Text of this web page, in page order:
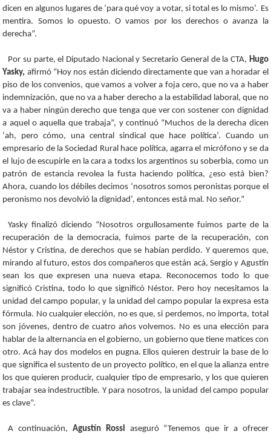
dicen en algunos lugares de ‘para qué voy a votar, si total es lo mismo’. Es
mentira. Somos lo opuesto. O vamos por los derechos o avanza la
derecha”.
Por su parte, el Diputado Nacional y Secretario General de la CTA, Hugo
Yasky, afirmó “Hoy nos están diciendo directamente que van a horadar el
piso de los convenios, que vamos a volver a foja cero, que no va a haber
indemnización, que no va a haber derecho a la estabilidad laboral, que no
va a haber ningún derecho que tenga que ver con sostener con dignidad
a aquel o aquella que trabaja”, y continuó “Muchos de la derecha dicen
‘ah, pero cómo, una central sindical que hace política’. Cuando un
empresario de la Sociedad Rural hace política, agarra el micrófono y se da
el lujo de escupirle en la cara a todxs los argentinos su soberbia, como un
patrón de estancia revolea la fusta haciendo política, ¿eso está bien?
Ahora, cuando los débiles decimos ‘nosotros somos peronistas porque el
peronismo nos devolvió la dignidad’, entonces está mal. No señor.”
Yasky finalizó diciendo “Nosotros orgullosamente fuimos parte de la
recuperación de la democracia, fuimos parte de la recuperación, con
Néstor y Cristina, de derechos que se habían perdido. Y queremos que,
mirando al futuro, estos dos compañeros que están acá, Sergio y Agustín
sean los que expresen una nueva etapa. Reconocemos todo lo que
significó Cristina, todo lo que significó Néstor. Pero hoy necesitamos la
unidad del campo popular, y la unidad del campo popular la expresa esta
fórmula. No cualquier elección, no es que, si perdemos, no importa, total
son jóvenes, dentro de cuatro años volvemos. No es una elección para
hablar de la alternancia en el gobierno, un gobierno que tiene matices con
otro. Acá hay dos modelos en pugna. Ellos quieren destruir la base de lo
que significa el sustento de un proyecto político, en el que la alianza entre
los que quieren producir, cualquier tipo de empresario, y los que quieren
trabajar sea indestructible. Y para nosotros, la unidad del campo popular
es clave”.
A continuación,Agustín Rossi aseguró “Tenemos que ir a ofrecer